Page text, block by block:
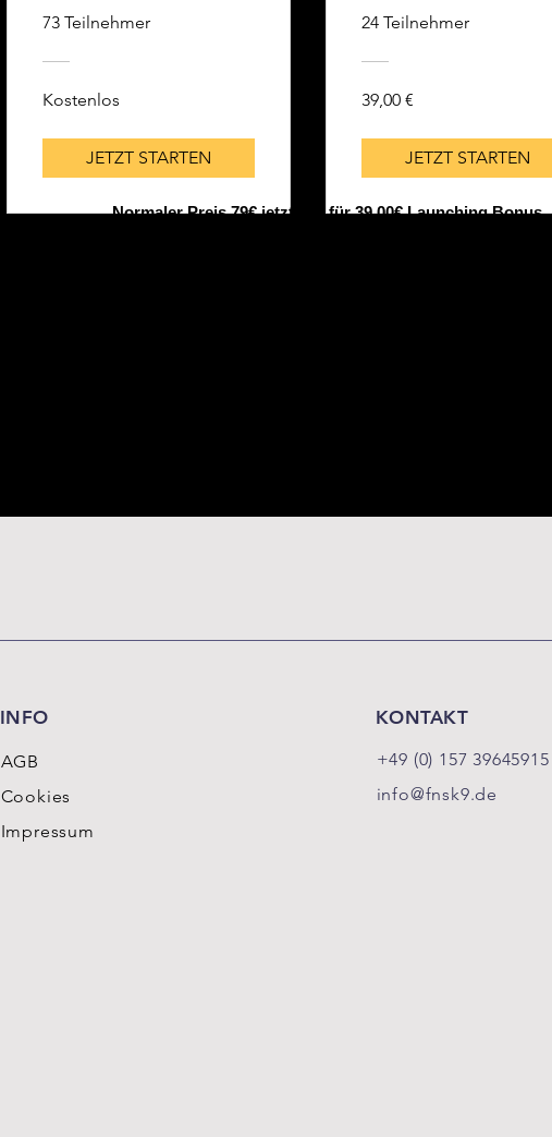
ESSENTI
ALS
73 Teilnehmer
Kostenlos
JETZT STARTEN
e
24 Teilnehmer
39,00 €
JETZT STARTEN
Normaler Preis 79€ jetzt nur für 39,00€ Launching Bonus
INFO
AGB
Cookies
Impressum
KONTAKT
+49 (0) 157 39645915
info@fnsk9.de